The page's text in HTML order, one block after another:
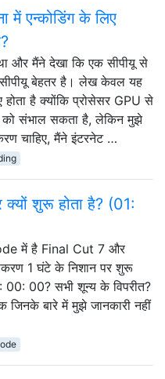
में एन्कोडिंग के लिए
और मैंने देखा कि एक सीपीयू से
सीपीयू बेहतर है। लेख केवल यह
है क्योंकि प्रोसेसर GPU से
को संभाल सकता है, लेकिन मुझे
चाहिए, मैंने इंटरनेट …
शुरू होता है? (01:
में है Final Cut 7 और
1 घंटे के निशान पर शुरू
00? सभी शून्य के विपरीत?
जिनके बारे में मुझे जानकारी नहीं